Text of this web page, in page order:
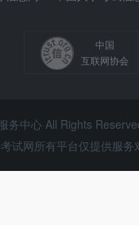
中国
互联网协会
务中心 All Rights
试网所有平台仅提供服